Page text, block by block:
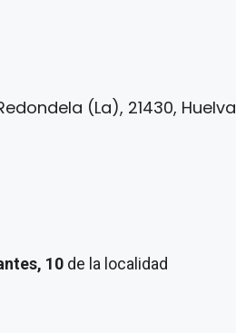
(La), 21430, Huelva
10 de la localidad